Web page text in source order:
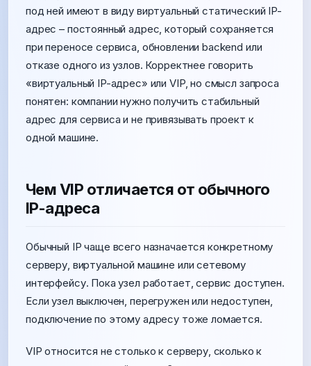
под ней имеют в виду виртуальный статический IP-
адрес – постоянный адрес, который сохраняется
при переносе сервиса, обновлении backend или
отказе одного из узлов. Корректнее говорить
«виртуальный IP-адрес» или VIP, но смысл запроса
понятен: компании нужно получить стабильный
адрес для сервиса и не привязывать проект к
одной машине.
Чем VIP отличается от обычного
IP-адреса
Обычный IP чаще всего назначается конкретному
серверу, виртуальной машине или сетевому
интерфейсу. Пока узел работает, сервис доступен.
Если узел выключен, перегружен или недоступен,
подключение по этому адресу тоже ломается.
VIP относится не столько к серверу, сколько к